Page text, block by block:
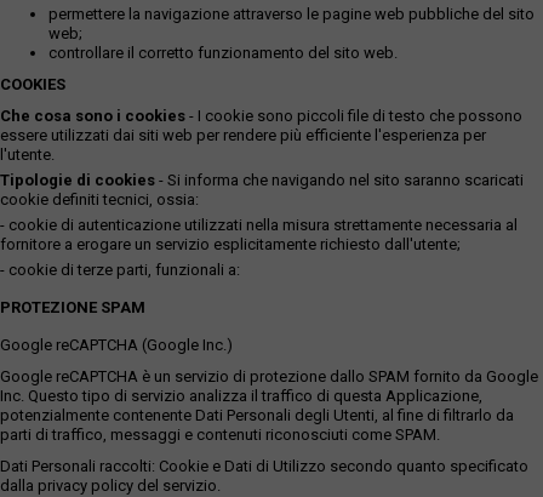
permettere la navigazione attraverso le pagine web pubbliche del sito
web;
controllare il corretto funzionamento del sito web.
COOKIES
Che cosa sono i cookies - I cookie sono piccoli file di testo che possono
essere utilizzati dai siti web per rendere più efficiente l'esperienza per
l'utente.
Tipologie di cookies - Si informa che navigando nel sito saranno scaricati
cookie definiti tecnici, ossia:
- cookie di autenticazione utilizzati nella misura strettamente necessaria al
fornitore a erogare un servizio esplicitamente richiesto dall'utente;
- cookie di terze parti, funzionali a:
PROTEZIONE SPAM
Google reCAPTCHA (Google Inc.)
Google reCAPTCHA è un servizio di protezione dallo SPAM fornito da Google
Inc. Questo tipo di servizio analizza il traffico di questa Applicazione,
potenzialmente contenente Dati Personali degli Utenti, al fine di filtrarlo da
parti di traffico, messaggi e contenuti riconosciuti come SPAM.
Dati Personali raccolti: Cookie e Dati di Utilizzo secondo quanto specificato
dalla privacy policy del servizio.